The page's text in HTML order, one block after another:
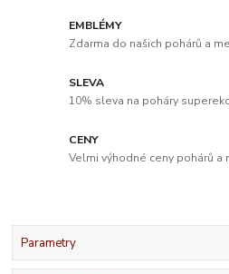
EMBLÉMY
Zdarma do našich pohárů a
SLEVA
10% sleva na poháry
CENY
Velmi výhodné ceny pohárů a
Parametry